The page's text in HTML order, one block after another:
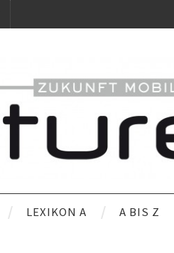
LEXIKON A A BIS Z